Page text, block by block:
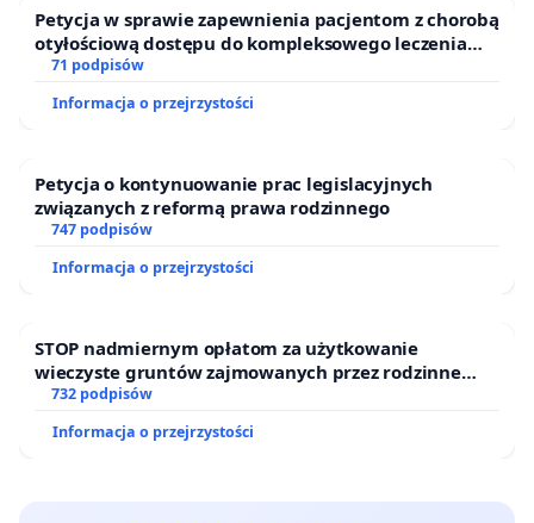
Petycja w sprawie zapewnienia pacjentom z chorobą
otyłościową dostępu do kompleksowego leczenia
oraz programów profilaktycznych.
71 podpisów
Informacja o przejrzystości
Petycja o kontynuowanie prac legislacyjnych
związanych z reformą prawa rodzinnego
747 podpisów
Informacja o przejrzystości
STOP nadmiernym opłatom za użytkowanie
wieczyste gruntów zajmowanych przez rodzinne
ogrody działkowe.
732 podpisów
Informacja o przejrzystości